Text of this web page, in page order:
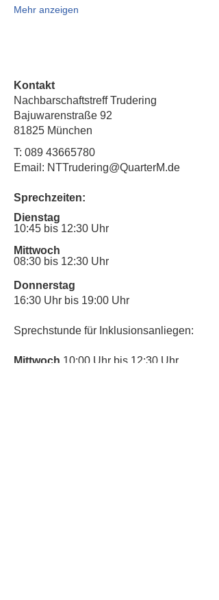
Mehr anzeigen
Kontakt
Nachbarschaftstreff Trudering
Bajuwarenstraße 92
81825 München
T: 089 43665780
Email: NTTrudering@QuarterM.de
Sprechzeiten:
Dienstag
10:45 bis 12:30 Uhr
Mittwoch
08:30 bis 12:30 Uhr
Donnerstag
16:30 Uhr bis 19:00 Uhr
Sprechstunde für Inklusionsanliegen:
Mittwoch 10:00 Uhr bis 12:30 Uhr